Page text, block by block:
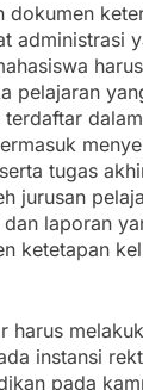
dokumen
administrasi
pelajaran
terdaftar
tugas
jurusan
laporan
ketetapan
harus
instansi
pada